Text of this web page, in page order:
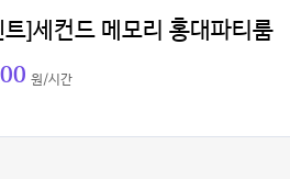
트]세컨드 메모리 홍대파티룸
원/시간